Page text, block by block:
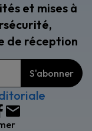
et mises à
de réception